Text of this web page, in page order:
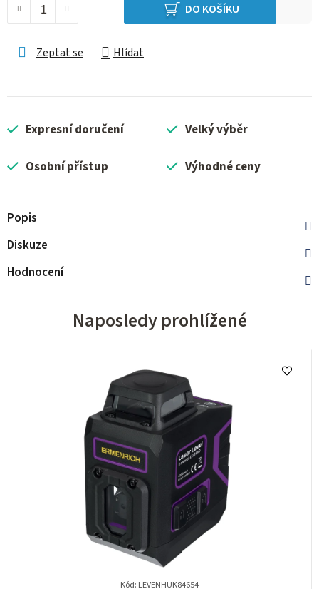
DO KOŠÍKU
Zeptat se Hlídat
Expresní doručení Velký výběr
Osobní přístup Výhodné ceny
Popis
Diskuze
Hodnocení
Naposledy prohlížené
Kód: LEVENHUK84654